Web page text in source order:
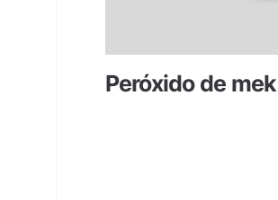
Peróxido de mek